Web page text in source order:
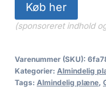
Køb her
(sponsoreret indhold
Varenummer (SKU):
Kategorier: Almindelig
Tags: Almindelig plæne,